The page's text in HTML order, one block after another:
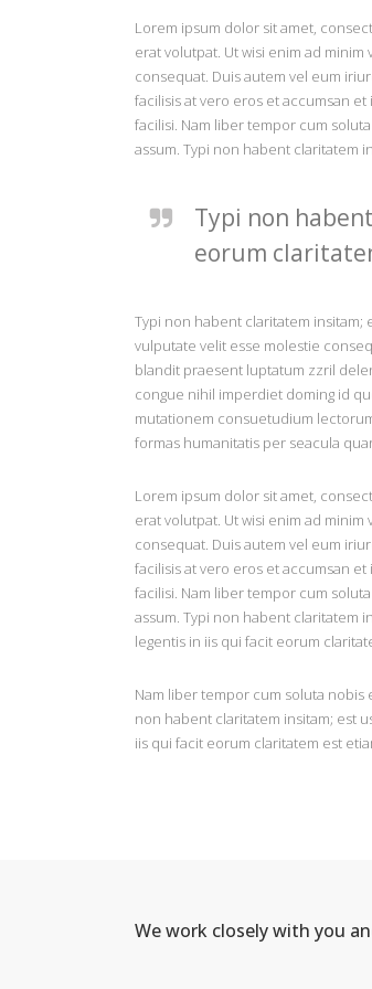
Lorem ipsum dolor sit amet,
erat volutpat. Ut wisi enim ad
consequat. Duis autem vel eum
facilisis at vero eros et accumsan
facilisi. Nam liber tempor cum
assum. Typi non habent claritatem
Typi non
eorum
Typi non habent claritatem
vulputate velit esse molestie
blandit praesent luptatum zzril
congue nihil imperdiet doming id
mutationem consuetudium
formas humanitatis per seacula
Lorem ipsum dolor sit amet,
erat volutpat. Ut wisi enim ad
consequat. Duis autem vel eum
facilisis at vero eros et accumsan
facilisi. Nam liber tempor cum
assum. Typi non habent claritatem
legentis in iis qui facit eorum
Nam liber tempor cum soluta
non habent claritatem insitam; est
iis qui facit eorum claritatem est
We work closely with you